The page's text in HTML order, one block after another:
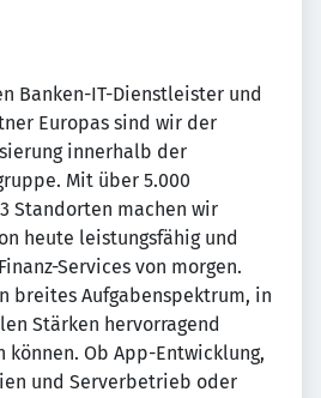
Banken-IT-Dienstleister und
Europas sind wir der
innerhalb der
Mit über 5.000
Standorten machen wir
heute leistungsfähig und
Services von morgen.
breites Aufgabenspektrum, in
Stärken hervorragend
können. Ob App-Entwicklung,
und Serverbetrieb oder